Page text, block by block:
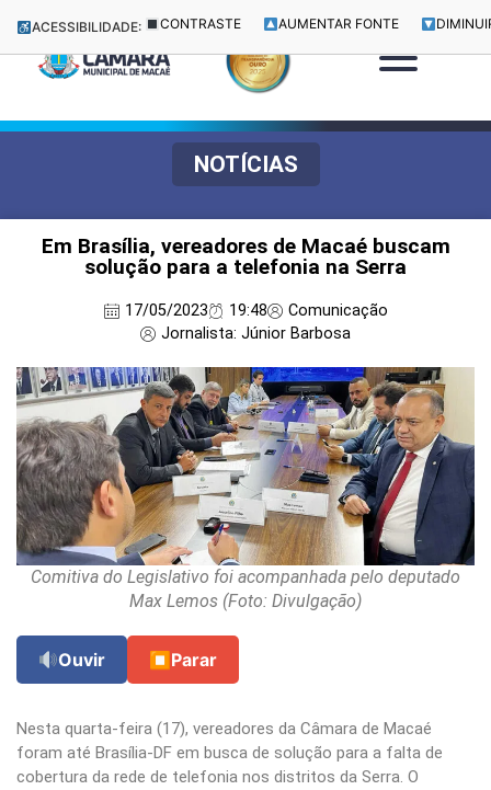
ACESSIBILIDADE: CONTRASTE AUMENTAR FONTE
NOTÍCIAS
Em Brasília, vereadores de Macaé buscam
solução para a telefonia na Serra
17/05/2023 19:48
Comunicação
Jornalista: Júnior Barbosa
Comitiva do Legislativo foi acompanhada pelo deputado
Max Lemos (Foto: Divulgação)
Ouvir ⏹ Parar
Nesta quarta-feira (17), vereadores da Câmara de Macaé
foram até Brasília-DF em busca de solução para a falta de
cobertura da rede de telefonia nos distritos da Serra. O